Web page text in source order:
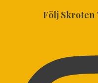
Följ Skroten